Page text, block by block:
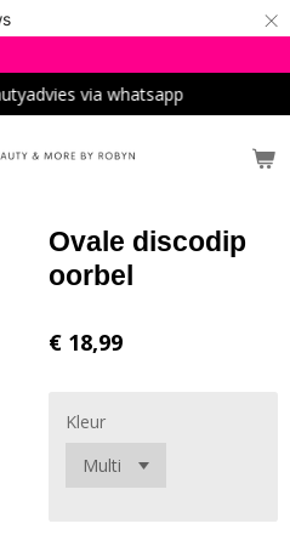
×
via whatsapp
Ovale discodip
oorbel
€ 18,99
Kleur